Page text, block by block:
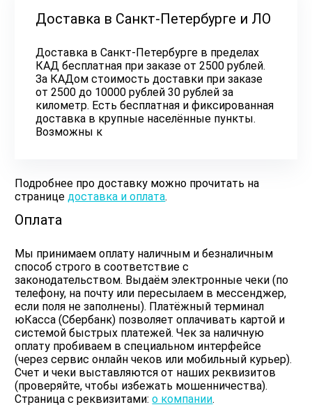
Доставка в Санкт-Петербурге и ЛО
Доставка в Санкт-Петербурге в пределах
КАД бесплатная при заказе от 2500 рублей.
За КАДом стоимость доставки при заказе
от 2500 до 10000 рублей 30 рублей за
километр. Есть бесплатная и фиксированная
доставка в крупные населённые пункты.
Возможны к
Подробнее про доставку можно прочитать на
страницедоставка и оплата.
Оплата
Мы принимаем оплату наличным и безналичным
способ строго в соответствие с
законодательством. Выдаём электронные чеки (по
телефону, на почту или пересылаем в мессенджер,
если поля не заполнены). Платёжный терминал
юКасса (Сбербанк) позволяет оплачивать картой и
системой быстрых платежей. Чек за наличную
оплату пробиваем в специальном интерфейсе
(через сервис онлайн чеков или мобильный курьер).
Счет и чеки выставляются от наших реквизитов
(проверяйте, чтобы избежать мошенничества).
Страница с реквизитами:о компании.